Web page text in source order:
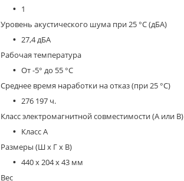
1
Уровень акустического шума при 25 °C (дБА)
27,4 дБА
Рабочая температура
От -5° до 55 °C
Среднее время наработки на отказ (при 25 °C)
276 197 ч.
Класс электромагнитной совместимости (A или B)
Класс A
Размеры (Ш x Г x В)
440 x 204 x 43 мм
Вес